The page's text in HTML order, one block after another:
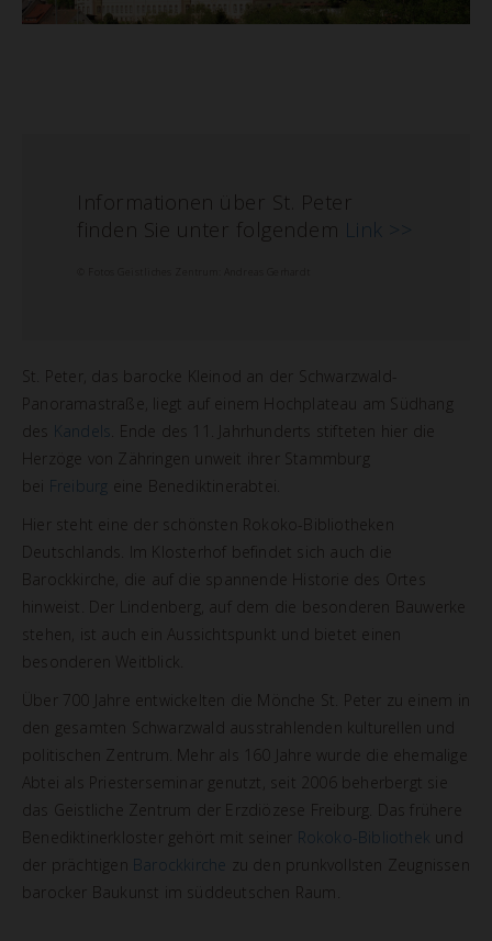
Informationen über St. Peter
finden Sie unter folgendem Link >>
St. Peter, das barocke Kleinod an der Schwarzwald-
Panoramastraße, liegt auf einem Hochplateau am Südhang
des Kandels
. Ende des 11. Jahrhunderts stifteten hier die
Herzöge von Zähringen unweit ihrer Stammburg
bei Freiburg eine Benediktinerabtei.
Hier steht eine der schönsten Rokoko-Bibliotheken
Deutschlands. Im Klosterhof befindet sich auch die
Barockkirche, die auf die spannende Historie des Ortes
hinweist. Der Lindenberg, auf dem die besonderen Bauwerke
stehen, ist auch ein Aussichtspunkt und bietet einen
besonderen Weitblick.
Über 700 Jahre entwickelten die Mönche St. Peter zu einem in
den gesamten Schwarzwald ausstrahlenden kulturellen und
politischen Zentrum. Mehr als 160 Jahre wurde die ehemalige
Abtei als Priesterseminar genutzt, seit 2006 beherbergt sie
das Geistliche Zentrum der Erzdiözese Freiburg. Das frühere
Benediktinerkloster gehört mit seiner Rokoko-Bibliothek und
der prächtigen Barockkirche zu den prunkvollsten Zeugnissen
barocker Baukunst im süddeutschen Raum.